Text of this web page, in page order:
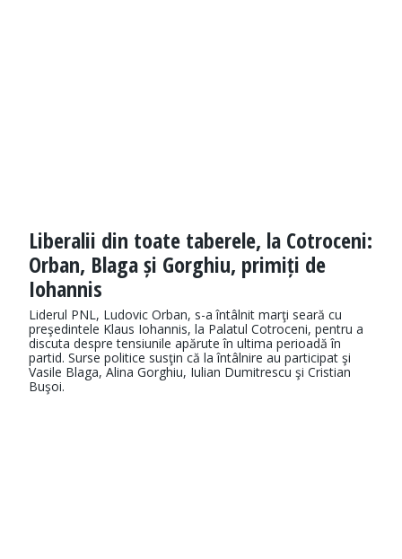
Liberalii din toate taberele, la Cotroceni:
Orban, Blaga și Gorghiu, primiți de
Iohannis
Liderul PNL, Ludovic Orban, s-a întâlnit marţi seară cu
preşedintele Klaus Iohannis, la Palatul Cotroceni, pentru a
discuta despre tensiunile apărute în ultima perioadă în
partid. Surse politice susţin că la întâlnire au participat şi
Vasile Blaga, Alina Gorghiu, Iulian Dumitrescu şi Cristian
Buşoi.